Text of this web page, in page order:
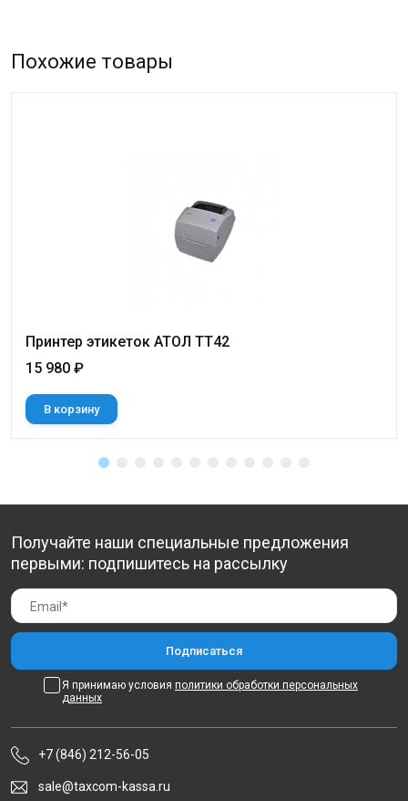
Похожие товары
Принтер этикеток АТОЛ ТТ42
15 980 ₽
В корзину
Получайте наши специальные предложения
первыми: подпишитесь на рассылку
Я принимаю условия политики обработки персональных
данных
+7 (846) 212-56-05
sale@taxcom-kassa.ru